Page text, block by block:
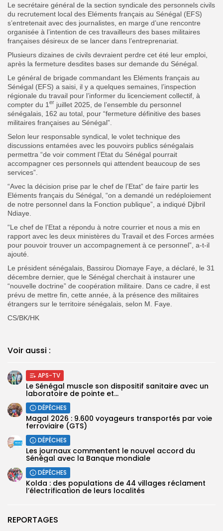
REPORTAGES
Le secrétaire général de la section syndicale des personnels civils
du recrutement local des Eléments français au Sénégal (EFS)
s’entretenait avec des journalistes, en marge d’une rencontre
organisée à l’intention de ces travailleurs des bases militaires
françaises désireux de se lancer dans l’entreprenariat.
Plusieurs dizaines de civils devraient perdre cet été leur emploi,
après la fermeture desdites bases sur demande du Sénégal.
Le général de brigade commandant les Eléments français au
Sénégal (EFS) a saisi, il y a quelques semaines, l’inspection
régionale du travail pour l’informer du licenciement collectif, à
compter du 1 er juillet 2025, de l’ensemble du personnel
sénégalais, 162 au total, pour “fermeture définitive des bases
militaires françaises au Sénégal”.
Selon leur responsable syndical, le volet technique des
discussions entamées avec les pouvoirs publics sénégalais
permettra “de voir comment l’Etat du Sénégal pourrait
accompagner ces personnels qui attendent beaucoup de ses
services”.
“Avec la décision prise par le chef de l’Etat” de faire partir les
Eléments français du Sénégal, “on a demandé un redéploiement
de notre personnel dans la Fonction publique”, a indiqué Djibril
Ndiaye.
“Le chef de l’Etat a répondu à notre courrier et nous a mis en
rapport avec les deux ministères du Travail et des Forces armées
pour pouvoir trouver un accompagnement à ce personnel”, a-t-il
ajouté.
Le président sénégalais, Bassirou Diomaye Faye, a déclaré, le 31
décembre dernier, que le Sénégal cherchait à instaurer une
“nouvelle doctrine” de coopération militaire. Dans ce cadre, il est
prévu de mettre fin, cette année, à la présence des militaires
étrangers sur le territoire sénégalais, selon M. Faye.
CS/BK/HK
Voir aussi :
APS-TV
Le Sénégal muscle son dispositif sanitaire avec un
laboratoire de pointe et...
DÉPÊCHES
Magal 2026 : 9.600 voyageurs transportés par voie
ferroviaire (GTS)
DÉPÊCHES
Les journaux commentent le nouvel accord du
Sénégal avec la Banque mondiale
DÉPÊCHES
Kolda : des populations de 44 villages réclament
l’électrification de leurs localités